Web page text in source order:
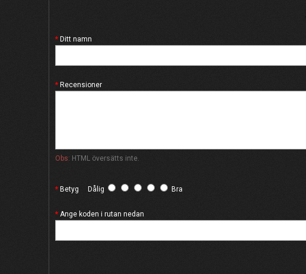
Ditt namn
Recensioner
Obs: HTML översätts inte.
Betyg Dålig Bra
Ange koden i rutan nedan